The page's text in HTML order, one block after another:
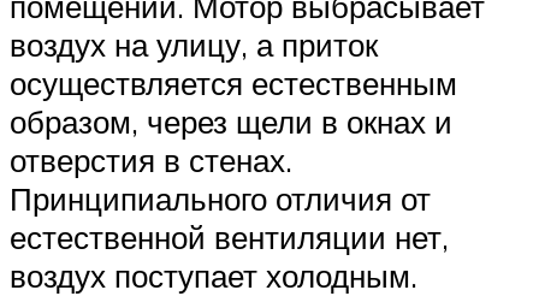
воздух на улицу, а приток
осуществляется естественным
образом, через щели в окнах и
отверстия в стенах.
Принципиального отличия от
естественной вентиляции нет,
воздух поступает холодным.